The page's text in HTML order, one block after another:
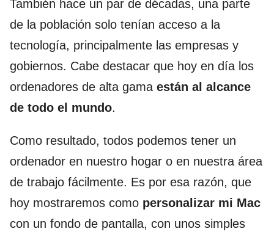
También hace un par de décadas, una parte
de la población solo tenían acceso a la
tecnología, principalmente las empresas y
gobiernos. Cabe destacar que hoy en día los
ordenadores de alta gama están al alcance
de todo el mundo.
Como resultado, todos podemos tener un
ordenador en nuestro hogar o en nuestra área
de trabajo fácilmente. Es por esa razón, que
hoy mostraremos como personalizar mi Mac
con un fondo de pantalla, con unos simples